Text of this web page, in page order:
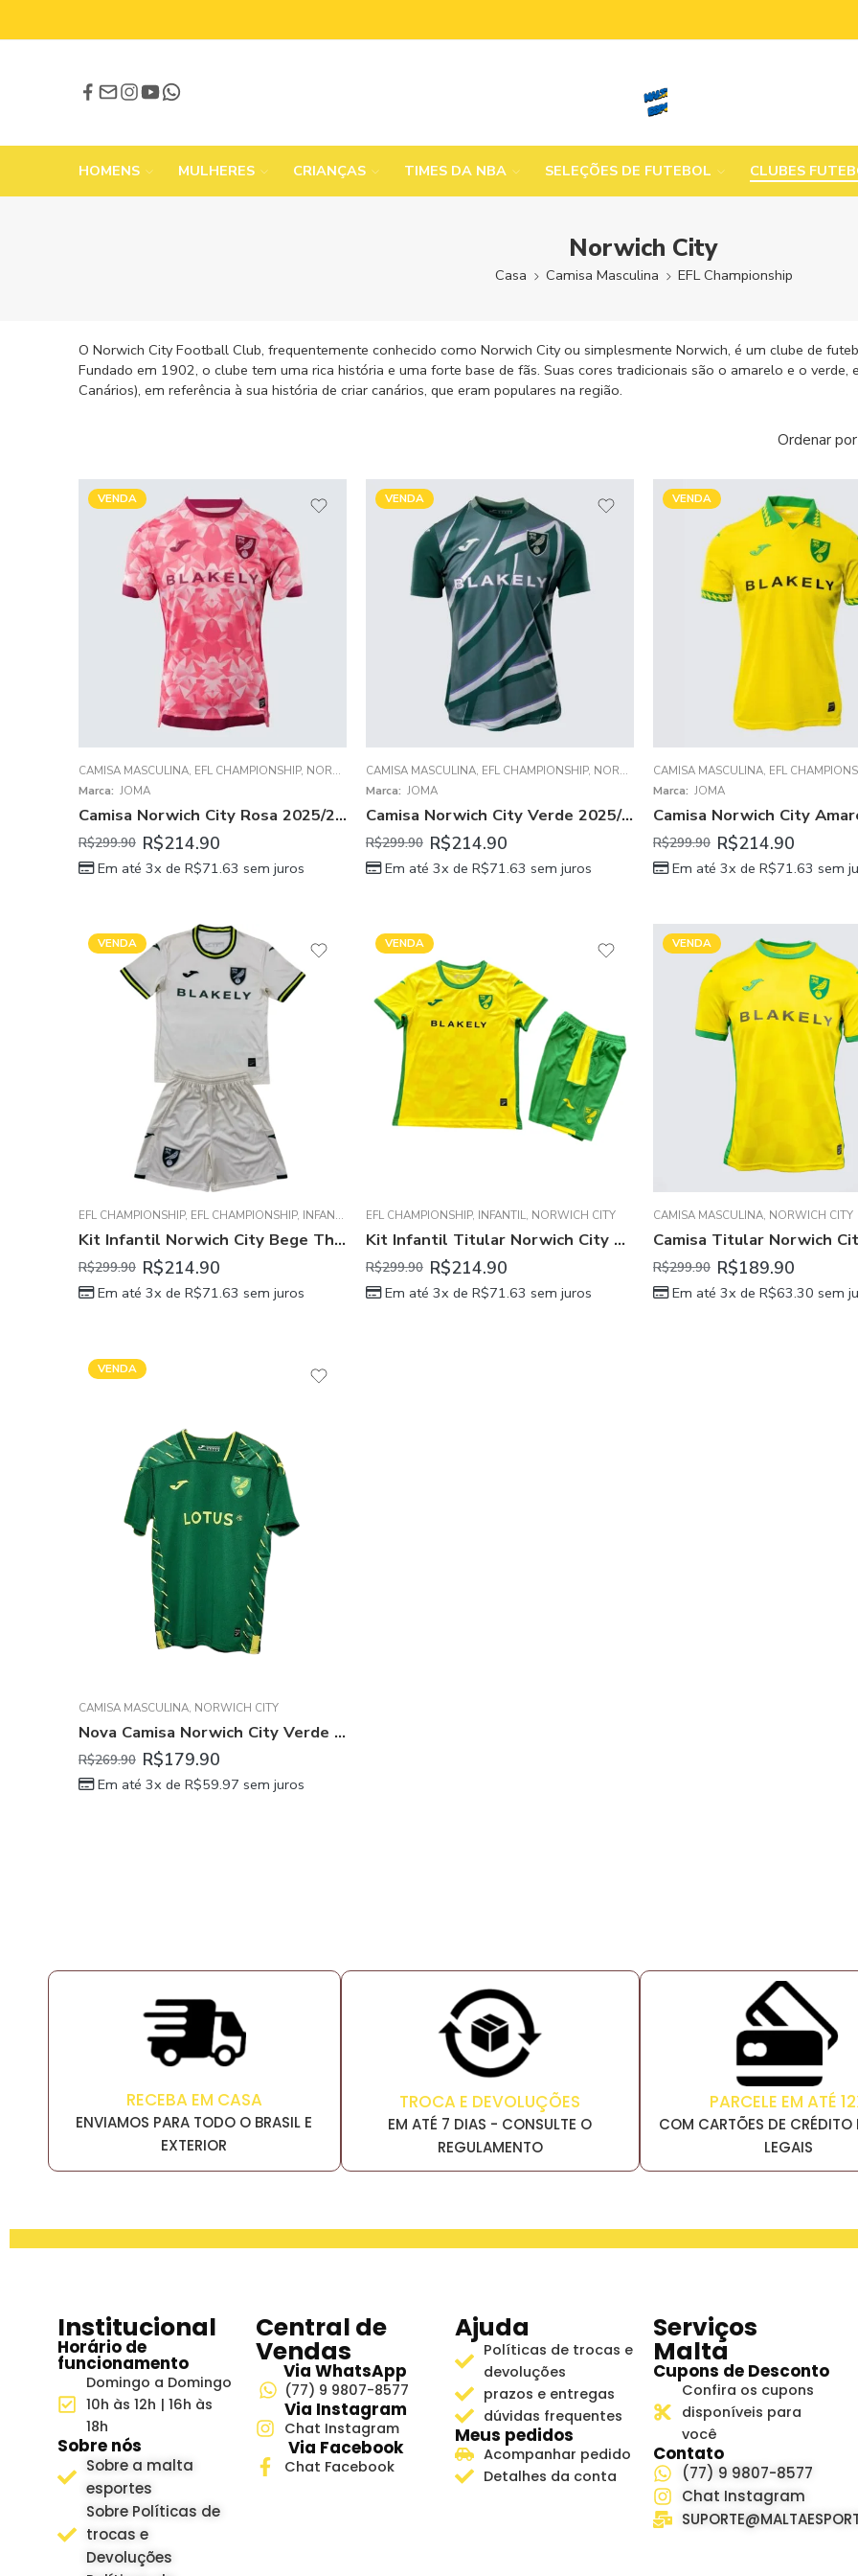
HOMENS MULHERES CRIANÇAS TIMES DA NBA SELEÇÕES DE FUTEBOL CLUBES
Norwich City
Casa Camisa Masculina EFL Championship
O Norwich City Football Club, frequentemente conhecido como Norwich City ou simplesmente Norwich, é um clube de
Fundado em 1902, o clube tem uma rica história e uma forte base de fãs. Suas cores tradicionais são o amarelo e o verde,
Canários), em referência à sua história de criar canários, que eram populares na região.
Ordenar por
VENDA
CAMISA MASCULINA, EFL CHAMPIONSHIP, NORWICH CITY
Marca: JOMA
Camisa Norwich City Rosa 2025/26 Third III Masculina
R$299.90 R$214.90
Em até 3x de R$71.63 sem juros
VENDA
CAMISA MASCULINA, EFL CHAMPIONSHIP, NORWICH CITY
Marca: JOMA
Camisa Norwich City Verde 2025/26 Away II Masculina
R$299.90 R$214.90
Em até 3x de R$71.63 sem juros
VENDA
CAMISA MASCULINA, EFL
Marca: JOMA
R$299.90 R$214.90
Em até 3x de R$71.63 sem
VENDA
EFL CHAMPIONSHIP, EFL CHAMPIONSHIP, INFANTIL NORWICH CITY
Kit Infantil Norwich City Bege Third 2024/25 Unissex
R$299.90 R$214.90
Em até 3x de R$71.63 sem juros
VENDA
EFL CHAMPIONSHIP, INFANTIL, NORWICH CITY
Kit Infantil Titular Norwich City Amarela I 2024/25 Unissex
R$299.90 R$214.90
Em até 3x de R$71.63 sem juros
VENDA
CAMISA MASCULINA, NORWICH CITY
R$299.90 R$189.90
Em até 3x de R$63.30 sem
VENDA
CAMISA MASCULINA, NORWICH CITY
Nova Camisa Norwich City Verde 2023/24 Masculina
R$269.90 R$179.90
Em até 3x de R$59.97 sem juros
RECEBA EM CASA
ENVIAMOS PARA TODO O BRASIL E
EXTERIOR
TROCA E DEVOLUÇÕES
EM ATÉ 7 DIAS - CONSULTE O
REGULAMENTO
PARCELE EM ATÉ
COM CARTÕES DE CRÉDITO
LEGAIS
Institucional
Horário de
funcionamento
Domingo a Domingo
10h às 12h | 16h às
18h
Sobre nós
Sobre a malta
esportes
Sobre Políticas de
trocas e
Devoluções
Central de
Vendas
Via WhatsApp
(77) 9 9807-8577
Via Instagram
Chat Instagram
Via Facebook
Chat Facebook
Ajuda
Políticas de trocas e
devoluções
prazos e entregas
dúvidas frequentes
Meus pedidos
Acompanhar pedido
Detalhes da conta
Serviços
Malta
Cupons de Desconto
Confira os cupons
disponíveis para
você
Contato
(77) 9 9807-8577
Chat Instagram